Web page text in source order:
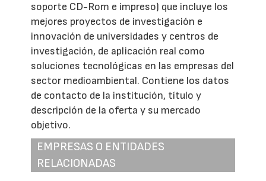
soporte CD-Rom e impreso) que incluye los
mejores proyectos de investigación e
innovación de universidades y centros de
investigación, de aplicación real como
soluciones tecnológicas en las empresas del
sector medioambiental. Contiene los datos
de contacto de la institución, título y
descripción de la oferta y su mercado
objetivo.
EMPRESAS O ENTIDADES
RELACIONADAS